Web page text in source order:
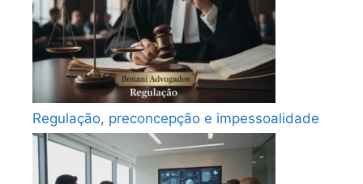
Regulação, preconcepção e impessoalidade